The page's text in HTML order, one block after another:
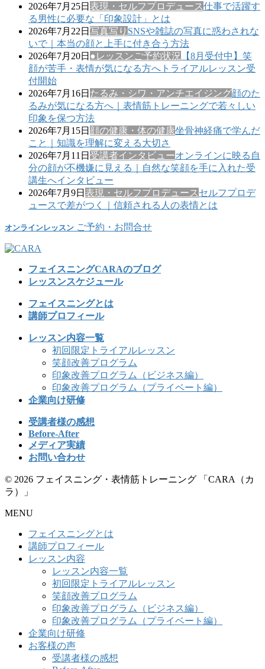
2026年7月25日 表現・セルフプロデュース仕事で活躍す
る男性に必要な「印象設計」とは
2026年7月22日 写真写り SNSや雑誌の写真に惑わされな
いで｜本当の顔と上手に付き合う方法
2026年7月20日 ●レッスンご予約状況
【8月受付中】笑
顔が苦手・表情が気になる方へトライアルレッスン受
付開始
2026年7月16日 たるみ・シワ・アンチエイジング顔のた
るみが気になる方へ｜表情筋トレーニングで若々しい
印象を保つ方法
2026年7月15日 顔の健康・体の健康坐骨神経痛で学んだ
こと｜知識を理解に変える大切さ
2026年7月11日 受講者インタビューオンラインに映る自
分の顔が不機嫌に見える｜自然な笑顔を手に入れた受
講生へインタビュー
2026年7月9日 表現・セルフプロデュース セルフプロデ
ュースで差がつく｜信頼される人の表情とは
オンラインレッスン ご予約・お問合せ
フェイスニングCARAのブログ
レッスンスケジュール
フェイスニングとは
講師プロフィール
レッスン内容一覧
初回限定トライアルレッスン
笑顔改善プログラム
印象改善プログラム（ビジネス編）
印象改善プログラム（プライベート編）
企業向け研修
受講者様の感想
Before-After
メディア実績
お問い合わせ
© 2026 フェイスニング・表情筋トレーニング 「CARA（カ
ラ）」
MENU
フェイスニングとは
講師プロフィール
レッスン内容
レッスン内容一覧
初回限定トライアルレッスン
笑顔改善プログラム
印象改善プログラム（ビジネス編）
印象改善プログラム（プライベート編）
企業向け研修
お客様の声
受講者様の感想